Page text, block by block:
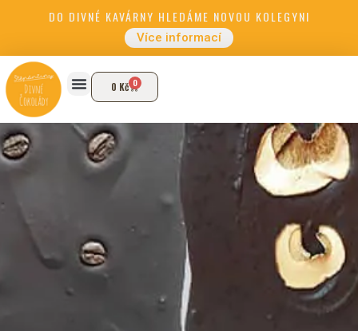
DO DIVNÉ KAVÁRNY HLEDÁME NOVOU KOLEGYNI
Více informací
0 Kč 0